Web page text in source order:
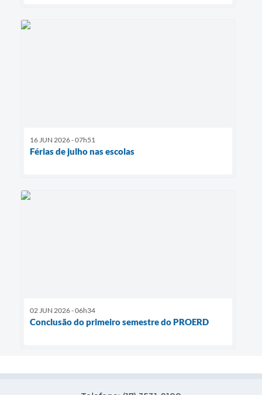
16 JUN 2026 - 07h51
Férias de julho nas escolas
02 JUN 2026 - 06h34
Conclusão do primeiro semestre do PROERD